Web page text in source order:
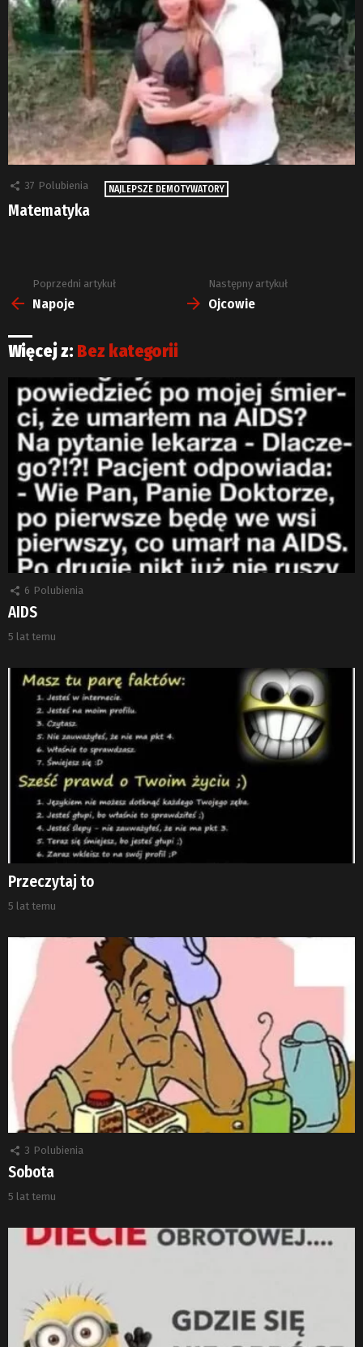
37 Polubienia NAJLEPSZE DEMOTYWATORY
Matematyka
Zobacz
więcej
Poprzedni artykuł
Napoje
Następny artykuł
Ojcowie
Więcej z: Bez kategorii
6 Polubienia
AIDS
5 lat temu
Przeczytaj to
5 lat temu
3 Polubienia
Sobota
5 lat temu